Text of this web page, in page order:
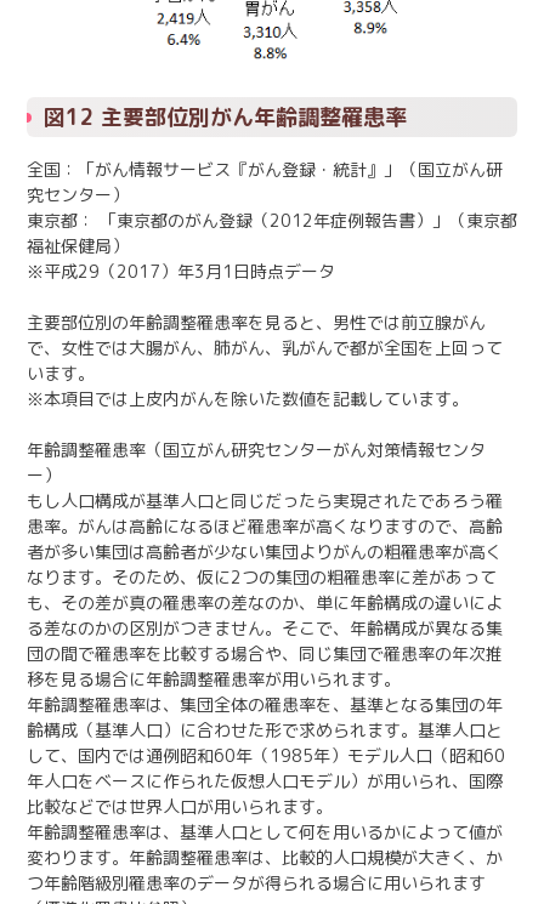
図12 主要部位別がん年齢調整罹患率
全国：「がん情報サービス『がん登録・統計』」（国立がん研
究センター）
東京都： 「東京都のがん登録（2012年症例報告書）」（東京都
福祉保健局）
※平成29（2017）年3月1日時点データ
主要部位別の年齢調整罹患率を見ると、男性では前立腺がん
で、女性では大腸がん、肺がん、乳がんで都が全国を上回って
います。
※本項目では上皮内がんを除いた数値を記載しています。
年齢調整罹患率（国立がん研究センターがん対策情報センタ
ー）
もし人口構成が基準人口と同じだったら実現されたであろう罹
患率。がんは高齢になるほど罹患率が高くなりますので、高齢
者が多い集団は高齢者が少ない集団よりがんの粗罹患率が高く
なります。そのため、仮に2つの集団の粗罹患率に差があって
も、その差が真の罹患率の差なのか、単に年齢構成の違いによ
る差なのかの区別がつきません。そこで、年齢構成が異なる集
団の間で罹患率を比較する場合や、同じ集団で罹患率の年次推
移を見る場合に年齢調整罹患率が用いられます。
年齢調整罹患率は、集団全体の罹患率を、基準となる集団の年
齢構成（基準人口）に合わせた形で求められます。基準人口と
して、国内では通例昭和60年（1985年）モデル人口（昭和60
年人口をベースに作られた仮想人口モデル）が用いられ、国際
比較などでは世界人口が用いられます。
年齢調整罹患率は、基準人口として何を用いるかによって値が
変わります。年齢調整罹患率は、比較的人口規模が大きく、か
つ年齢階級別罹患率のデータが得られる場合に用いられます